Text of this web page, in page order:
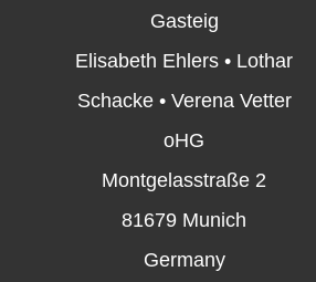
Gasteig
Elisabeth Ehlers • Lothar
Schacke • Verena Vetter
oHG
Montgelasstraße 2
81679 Munich
Germany